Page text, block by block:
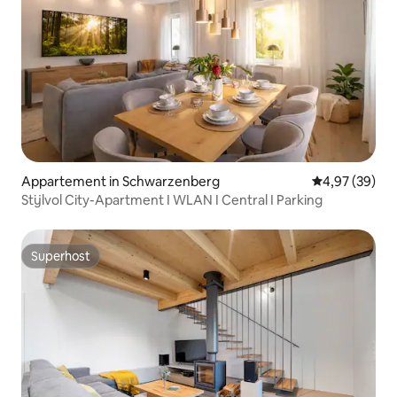
Appartement in Schwarzenberg Gemiddelde
4,97 (39)
Stijlvol City-Apartment I WLAN I Central I Parking
Superhost
Superhost